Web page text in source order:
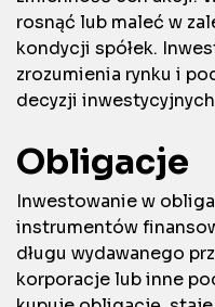
rosnąć lub maleć w
kondycji spółek.
zrozumienia rynku i
decyzji
Obligacje
Inwestowanie w
instrumentów
długu wydawanego
korporacje lub inne